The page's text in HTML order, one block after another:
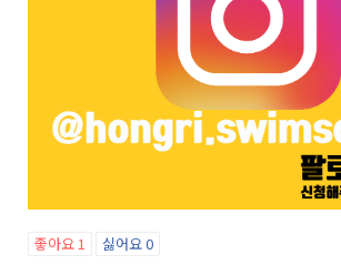
좋아요1 싫어요0